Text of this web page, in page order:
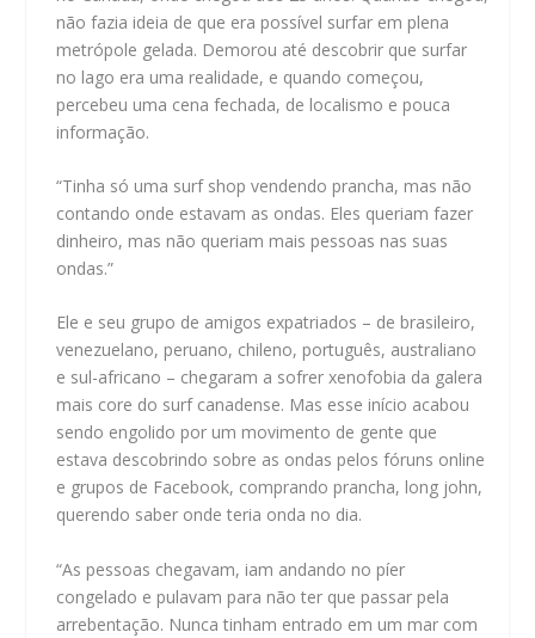
não fazia ideia de que era possível surfar em plena
metrópole gelada. Demorou até descobrir que surfar
no lago era uma realidade, e quando começou,
percebeu uma cena fechada, de localismo e pouca
informação.
“Tinha só uma surf shop vendendo prancha, mas não
contando onde estavam as ondas. Eles queriam fazer
dinheiro, mas não queriam mais pessoas nas suas
ondas.”
Ele e seu grupo de amigos expatriados – de brasileiro,
venezuelano, peruano, chileno, português, australiano
e sul-africano – chegaram a sofrer xenofobia da galera
mais core do surf canadense. Mas esse início acabou
sendo engolido por um movimento de gente que
estava descobrindo sobre as ondas pelos fóruns online
e grupos de Facebook, comprando prancha, long john,
querendo saber onde teria onda no dia.
“As pessoas chegavam, iam andando no píer
congelado e pulavam para não ter que passar pela
arrebentação. Nunca tinham entrado em um mar com